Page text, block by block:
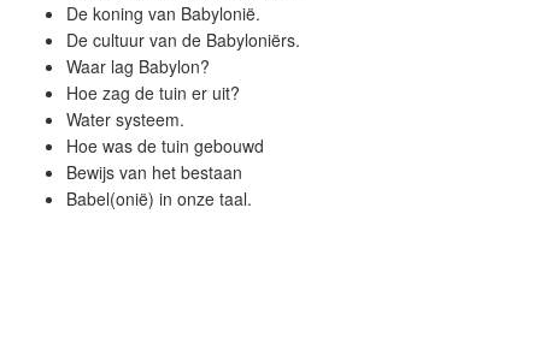
De koning van Babylonië.
De cultuur van de Babyloniërs.
Waar lag Babylon?
Hoe zag de tuin er uit?
Water systeem.
Hoe was de tuin gebouwd
Bewijs van het bestaan
Babel(onië) in onze taal.